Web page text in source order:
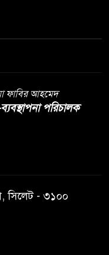
ফাবির আহমেদ
পরিচালক
সিলেট - ৩১০০